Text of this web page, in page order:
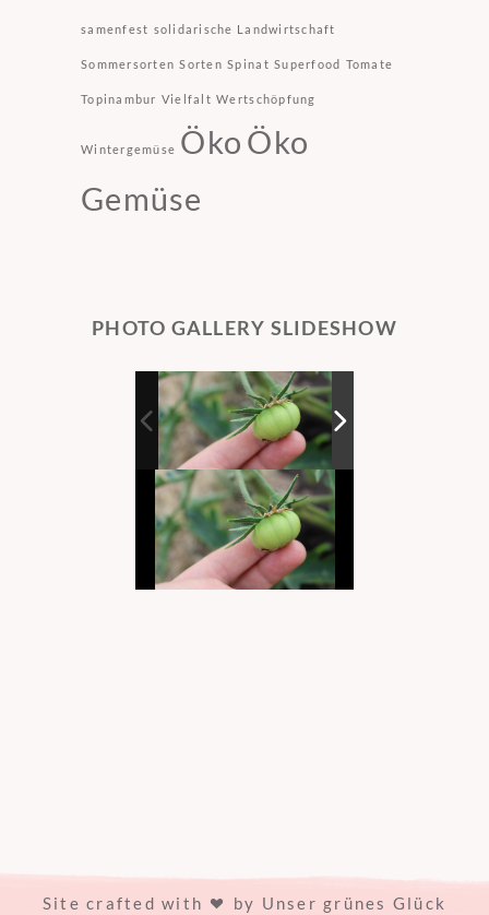
samenfest solidarische Landwirtschaft
Sommersorten Sorten Spinat Superfood Tomate
Topinambur Vielfalt Wertschöpfung
Wintergemüse Öko Öko
Gemüse
PHOTO GALLERY SLIDESHOW
Site crafted with by Unser grünes Glück